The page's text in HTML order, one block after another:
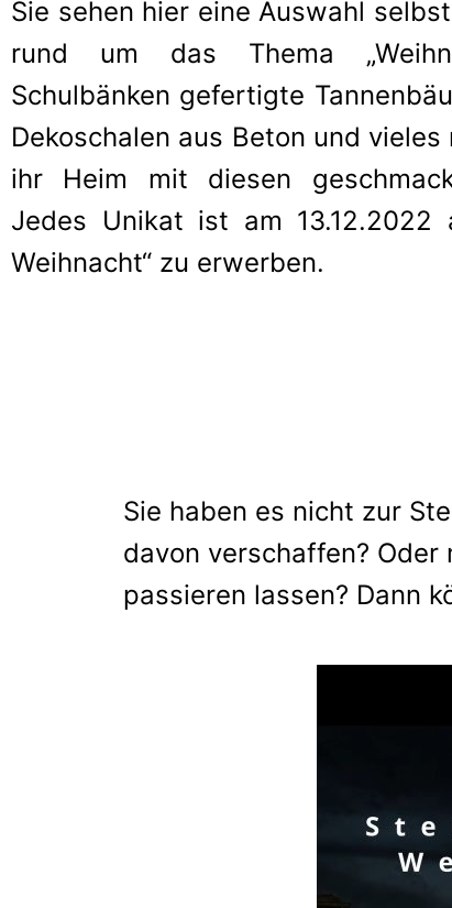
Sie sehen hier eine Auswahl
rund um das Thema
Schulbänken gefertigte
Dekoschalen aus Beton und vieles
ihr Heim mit diesen
Jedes Unikat ist am 13.12.2022
Weihnacht“ zu erwerben.
Sie haben es nicht zur
davon verschaffen? Oder
passieren lassen? Dann